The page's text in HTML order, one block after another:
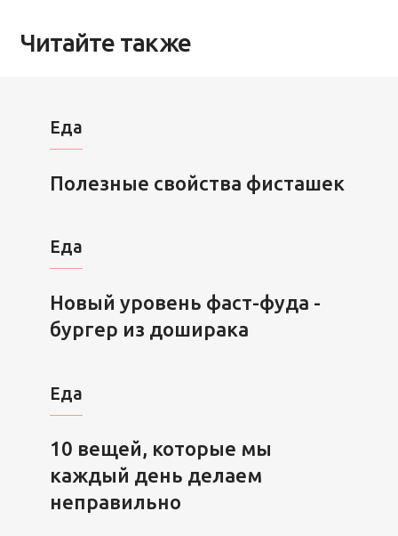
Читайте также
Еда
Полезные свойства фисташек
Еда
Новый уровень фаст-фуда -
бургер из доширака
Еда
10 вещей, которые мы
каждый день делаем
неправильно